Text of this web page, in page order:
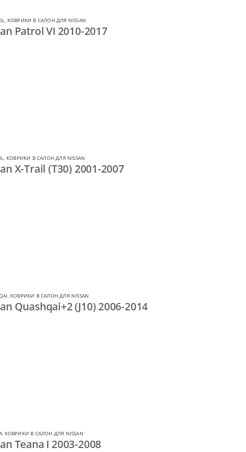
, КОВРИКИ В САЛОН ДЛЯ NISSAN
Patrol VI 2010-2017
, КОВРИКИ В САЛОН ДЛЯ NISSAN
X-Trail (T30) 2001-2007
, КОВРИКИ В САЛОН ДЛЯ NISSAN
Quashqai+2 (J10) 2006-2014
, КОВРИКИ В САЛОН ДЛЯ NISSAN
Teana I 2003-2008